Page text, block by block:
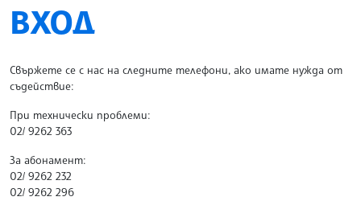
SITE.BTA
ВХОД
Свържете се с нас на следните телефони, ако имате нужда от
съдействие:
При технически проблеми:
02/ 9262 363
За абонамент:
02/ 9262 232
02/ 9262 296